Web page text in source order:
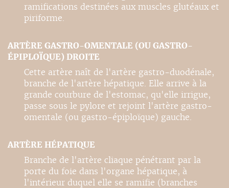
ramifications destinées aux muscles glutéaux et
piriforme.
ARTÈRE GASTRO-OMENTALE (OU GASTRO-
ÉPIPLOÏQUE) DROITE
Cette artère naît de l'artère gastro-duodénale,
branche de l'artère hépatique. Elle arrive à la
grande courbure de l'estomac, qu'elle irrigue,
passe sous le pylore et rejoint l'artère gastro-
omentale (ou gastro-épiploïque) gauche.
ARTÈRE HÉPATIQUE
Branche de l'artère cliaque pénétrant par la
porte du foie dans l'organe hépatique, à
l'intérieur duquel elle se ramifie (branches